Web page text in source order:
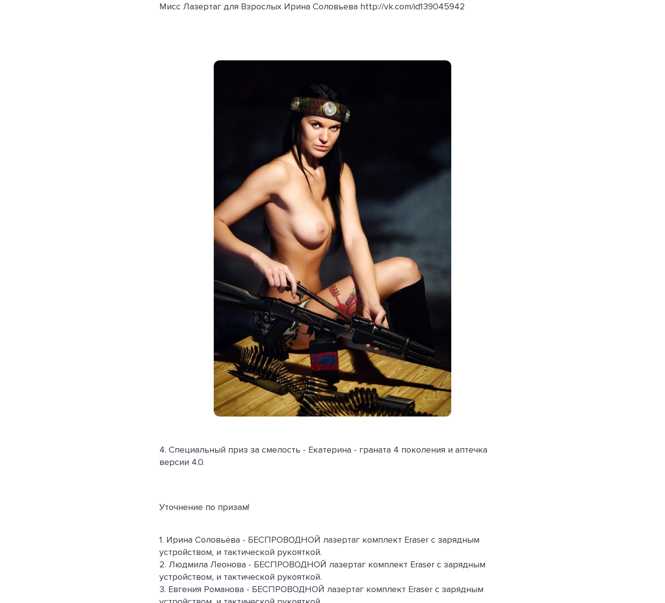
Мисс Лазертаг для Взрослых Ирина Соловьева http://vk.com/id139045942
4. Специальный приз за смелость - Екатерина - граната 4 поколения и аптечка
версии 4.0.
Уточнение по призам!
1. Ирина Соловьёва - БЕСПРОВОДНОЙ лазертаг комплект Eraser с зарядным
устройством, и тактической рукояткой.
2. Людмила Леонова - БЕСПРОВОДНОЙ лазертаг комплект Eraser с зарядным
устройством, и тактической рукояткой.
3. Евгения Романова - БЕСПРОВОДНОЙ лазертаг комплект Eraser с зарядным